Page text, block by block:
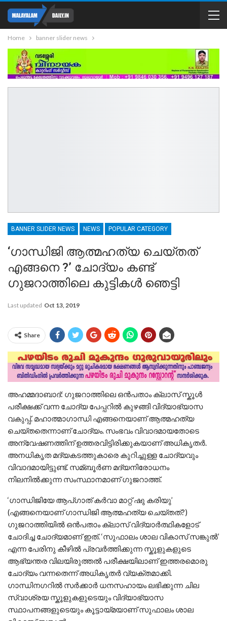
Home banner slider news
BANNER SLIDER NEWS NEWS POPULAR CATEGORY
‘ഗാന്ധിജി ആത്മഹത്യ ചെയ്തത്
എങ്ങനെ ?’ ചോദ്യം കണ്ട്
ഗുജറാത്തിലെ കുട്ടികൾ ഞെട്ടി
Last updated Oct 13, 2019
Share
അഹമ്മദാബാദ്: ഗുജറാത്തിലെ ഒന്‍പതാം ക്ലാസ് സ്കൂള്‍
പരീക്ഷക്ക് വന്ന ചോദ്യ പേപ്പറില്‍ കുഴങ്ങി വിദ്യാഭ്യാസ
വകുപ്പ്. മഹാത്മാഗാന്ധി എങ്ങനെയാണ് ആത്മഹത്യ
ചെയ്തതെന്നാണ് ചോദ്യം. സംഭവം വിവാദമായതോടെ
അന്വേഷണത്തിന് ഉത്തരവിട്ടിരിക്കുകയാണ് അധികൃതര്‍.
അനധികൃത മദ്യകടത്തുകാരെ കുറിച്ചുള്ള ചോദ്യവും
വിവാദമായിട്ടുണ്ട്. സമ്ബൂര്‍ണ മദ്യനിരോധനം
നിലനില്‍ക്കുന്ന സംസ്ഥാനമാണ് ഗുജറാത്ത്.
‘ഗാന്ധിജിയേ ആപ്ഗാത് കര്‍വാ മാറ്റ് ഷു കരിയു’
(എങ്ങനെയാണ് ഗാന്ധിജി ആത്മഹത്യ ചെയ്തത്?)
ഗുജറാത്തിയില്‍ ഒന്‍പതാം ക്ലാസ് വിദ്യാര്‍ത്ഥികളോട്
ചോദിച്ച ചോദ്യമാണ് ഇത്. ‘സുഫാലം ശാല വികാസ് സങ്കുല്‍’
എന്ന പേരിനു കീഴില്‍ പ്രവര്‍ത്തിക്കുന്ന സ്കൂളുകളുടെ
ആഭ്യന്തര വിലയിരുത്തല്‍ പരീക്ഷയിലാണ് ഇത്തരമൊരു
ചോദ്യം വന്നതെന്ന് അധിക‍ൃതര്‍ വ്യക്തമാക്കി.
ഗാന്ധിനഗറില്‍ സര്‍ക്കാര്‍ ധനസഹായം ലഭിക്കുന്ന ചില
സ്വാശ്രയ സ്കൂളുകളുടെയും വിദ്യാഭ്യാസ
സ്ഥാപനങ്ങളുടെയും കൂട്ടായ്മയാണ് സുഫാലം ശാല